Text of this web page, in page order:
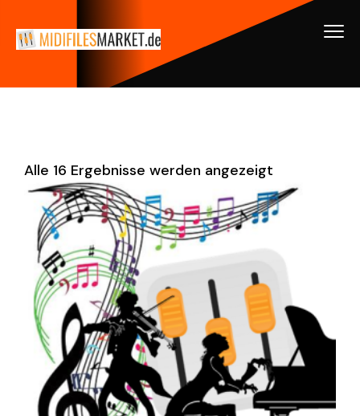
Alle 16 Ergebnisse werden angezeigt